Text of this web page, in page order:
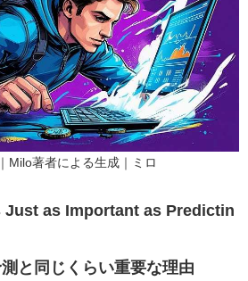
Milo著者による生成｜ミロ
as Important as Predictin
と同じくらい重要な理由